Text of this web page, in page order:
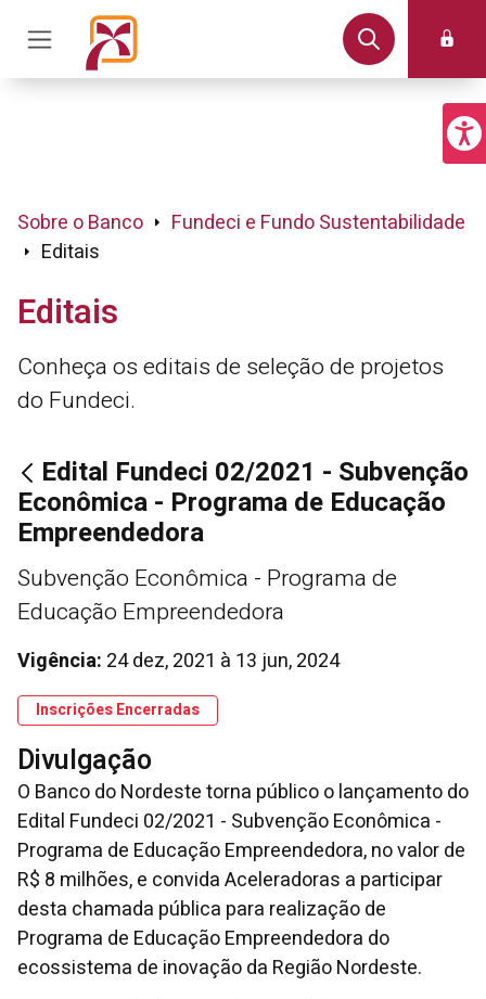
Sobre o Banco
Fundeci e Fundo Sustentabilidade
Editais
Editais
Conheça os editais de seleção de projetos
do Fundeci.
Edital Fundeci 02/2021 - Subvenção
Econômica - Programa de Educação
Empreendedora
Subvenção Econômica - Programa de
Educação Empreendedora
Vigência: 24 dez, 2021 à 13 jun, 2024
Inscrições Encerradas
Divulgação
O Banco do Nordeste torna público o lançamento do
Edital Fundeci 02/2021 - Subvenção Econômica -
Programa de Educação Empreendedora, no valor de
R$ 8 milhões, e convida Aceleradoras a participar
desta chamada pública para realização de
Programa de Educação Empreendedora do
ecossistema de inovação da Região Nordeste.